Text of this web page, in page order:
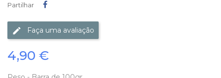
Partilhar
Faça uma avaliação
4,90 €